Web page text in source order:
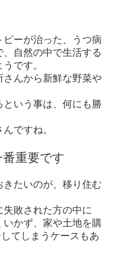
ーが治った、うつ病
自然の中で生活する
です。
んから新鮮な野菜や
いう事は、何にも勝
ですね。
重要です
たいのが、移り住む
敗された方の中に
かず、家や土地を購
てしまうケースもあ